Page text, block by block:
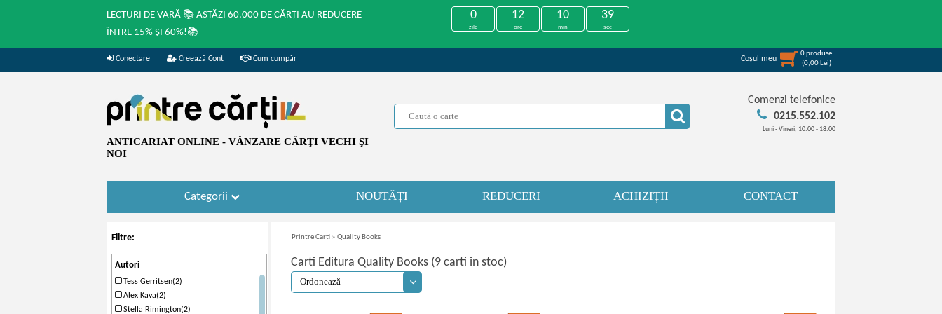
LECTURI DE VARĂ 📚 ASTĂZI 60.000 DE CĂRȚI AU REDUCERE
ÎNTRE 15% ȘI 60%!📚
0
zile
12
ore
10
min
38
sec
Conectare Creează Cont Cum cumpăr Coşul meu
0produse
(0,00 Lei)
ANTICARIAT ONLINE - VÂNZARE CĂRŢI VECHI ŞI
NOI
Comenzi telefonice
0215.552.102
Luni - Vineri, 10:00 - 18:00
Categorii NOUTĂȚI REDUCERI ACHIZIȚII CONTACT
Filtre:
Autori
Tess Gerritsen(2)
Alex Kava(2)
Stella Rimington(2)
Printre Carti » Quality Books
Carti Editura Quality Books (9 carti in stoc)